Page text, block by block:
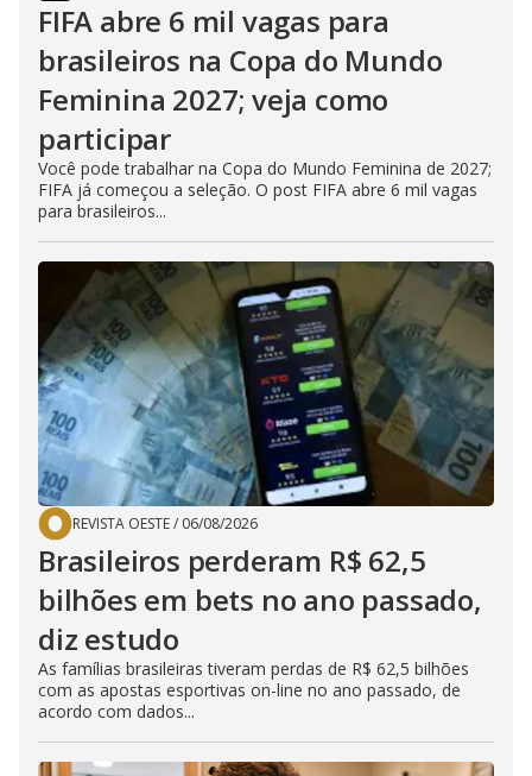
FIFA abre 6 mil vagas para
brasileiros na Copa do Mundo
Feminina 2027; veja como
participar
Você pode trabalhar na Copa do Mundo Feminina de 2027;
FIFA já começou a seleção. O post FIFA abre 6 mil vagas
para brasileiros...
REVISTA OESTE/ 06/08/2026
Brasileiros perderam R$ 62,5
bilhões em bets no ano passado,
diz estudo
As famílias brasileiras tiveram perdas de R$ 62,5 bilhões
com as apostas esportivas on-line no ano passado, de
acordo com dados...